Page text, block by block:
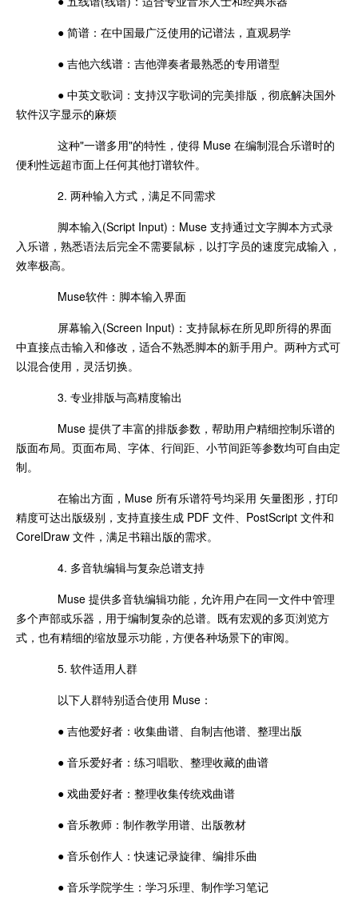
● 简谱：在中国最广泛使用的记谱法，直观易学
● 吉他六线谱：吉他弹奏者最熟悉的专用谱型
● 中英文歌词：支持汉字歌词的完美排版，彻底解决国外
软件汉字显示的麻烦
这种"一谱多用"的特性，使得 Muse 在编制混合乐谱时的
便利性远超市面上任何其他打谱软件。
2. 两种输入方式，满足不同需求
脚本输入(Script Input)：Muse 支持通过文字脚本方式录
入乐谱，熟悉语法后完全不需要鼠标，以打字员的速度完成输入，
效率极高。
Muse软件：脚本输入界面
屏幕输入(Screen Input)：支持鼠标在所见即所得的界面
中直接点击输入和修改，适合不熟悉脚本的新手用户。两种方式可
以混合使用，灵活切换。
3. 专业排版与高精度输出
Muse 提供了丰富的排版参数，帮助用户精细控制乐谱的
版面布局。页面布局、字体、行间距、小节间距等参数均可自由定
制。
在输出方面，Muse 所有乐谱符号均采用 矢量图形，打印
精度可达出版级别，支持直接生成 PDF 文件、PostScript 文件和
CorelDraw 文件，满足书籍出版的需求。
4. 多音轨编辑与复杂总谱支持
Muse 提供多音轨编辑功能，允许用户在同一文件中管理
多个声部或乐器，用于编制复杂的总谱。既有宏观的多页浏览方
式，也有精细的缩放显示功能，方便各种场景下的审阅。
5. 软件适用人群
以下人群特别适合使用 Muse：
● 吉他爱好者：收集曲谱、自制吉他谱、整理出版
● 音乐爱好者：练习唱歌、整理收藏的曲谱
● 戏曲爱好者：整理收集传统戏曲谱
● 音乐教师：制作教学用谱、出版教材
● 音乐创作人：快速记录旋律、编排乐曲
● 音乐学院学生：学习乐理、制作学习笔记